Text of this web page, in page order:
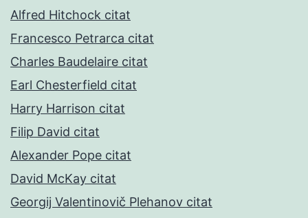
Alfred Hitchock citat
Francesco Petrarca citat
Charles Baudelaire citat
Earl Chesterfield citat
Harry Harrison citat
Filip David citat
Alexander Pope citat
David McKay citat
Georgij Valentinovič Plehanov citat